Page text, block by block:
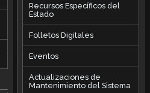
Recursos Específicos del
Estado
Folletos Digitales
Eventos
Actualizaciones de
Mantenimiento del Sistema